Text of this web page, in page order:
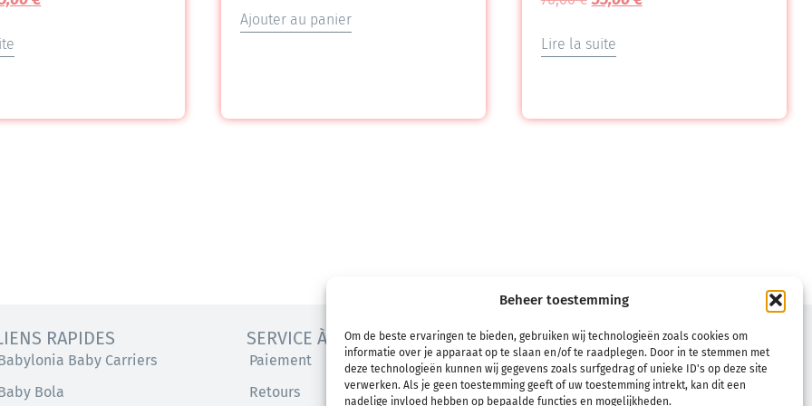
Beheer toestemming
Om de beste ervaringen te bieden, gebruiken wij technologieën zoals cookies om
informatie over je apparaat op te slaan en/of te raadplegen. Door in te stemmen met
deze technologieën kunnen wij gegevens zoals surfgedrag of unieke ID's op deze site
verwerken. Als je geen toestemming geeft of uw toestemming intrekt, kan dit een
nadelige invloed hebben op bepaalde functies en mogelijkheden.
Ajouter au panier
Lire la suite
RAPIDES
Baby Carriers
Bola
SERVICE À LA CLIENTÈLE
Paiement
Retours
CONDITIONS
Conditions générales d’utilisation
Politique de remboursement et de